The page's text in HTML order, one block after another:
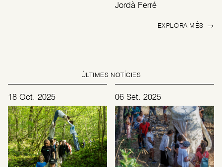
Jordà Ferré
EXPLORA MÉS →
ÚLTIMES NOTÍCIES
18 Oct. 2025 06 Set. 2025